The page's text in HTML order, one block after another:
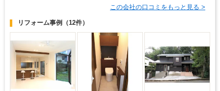
この会社の口コミをもっと見る >
リフォーム事例 （12件）